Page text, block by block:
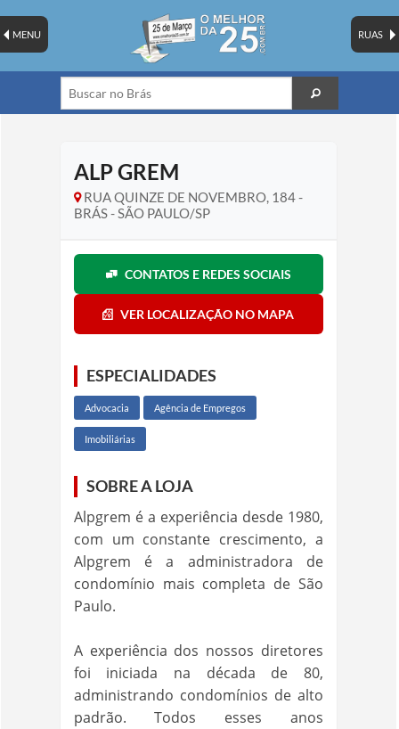
RUAS
MENU
ALP GREM
RUA QUINZE DE NOVEMBRO, 184 -
BRÁS - SÃO PAULO/SP
CONTATOS E REDES SOCIAIS
VER LOCALIZAÇÃO NO MAPA
ESPECIALIDADES
Advocacia Agência de Empregos
Imobiliárias
SOBRE A LOJA
Alpgrem é a experiência desde 1980,
com um constante crescimento, a
Alpgrem é a administradora de
condomínio mais completa de São
Paulo.
A experiência dos nossos diretores
foi iniciada na década de 80,
administrando condomínios de alto
padrão. Todos esses anos